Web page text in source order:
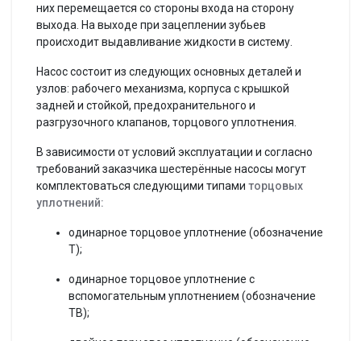
них перемещается со стороны входа на сторону
выхода. На выходе при зацеплении зубьев
происходит выдавливание жидкости в систему.
Насос состоит из следующих основных деталей и
узлов: рабочего механизма, корпуса с крышкой
задней и стойкой, предохранительного и
разгрузочного клапанов, торцового уплотнения.
В зависимости от условий эксплуатации и согласно
требований заказчика шестерённые насосы могут
комплектоваться следующими типами торцовых
уплотнений:
одинарное торцовое уплотнение (обозначение
Т);
одинарное торцовое уплотнение с
вспомогательным уплотнением (обозначение
ТВ);